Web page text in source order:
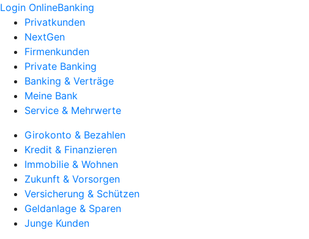
Login OnlineBanking
Privatkunden
NextGen
Firmenkunden
Private Banking
Banking & Verträge
Meine Bank
Service & Mehrwerte
Girokonto & Bezahlen
Kredit & Finanzieren
Immobilie & Wohnen
Zukunft & Vorsorgen
Versicherung & Schützen
Geldanlage & Sparen
Junge Kunden